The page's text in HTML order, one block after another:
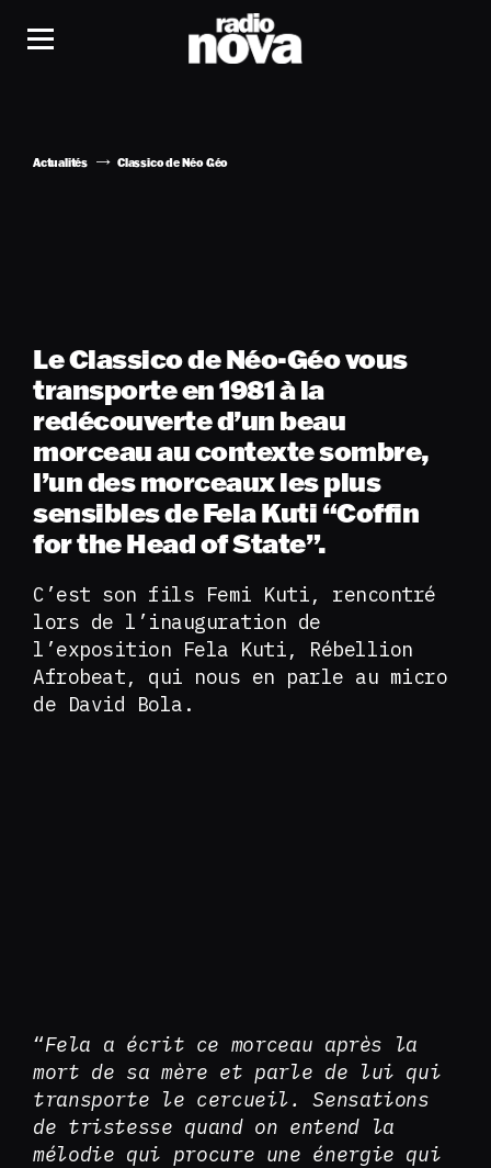
Actualités Classico de Néo Géo
Le Classico de Néo-Géo vous
transporte en 1981 à la
redécouverte d’un beau
morceau au contexte sombre,
l’un des morceaux les plus
sensibles de Fela Kuti “Coffin
for the Head of State”.
C’est son fils Femi Kuti, rencontré
lors de l’inauguration de
l’exposition Fela Kuti, Rébellion
Afrobeat, qui nous en parle au micro
de David Bola.
“Fela a écrit ce morceau après la
mort de sa mère et parle de lui qui
transporte le cercueil. Sensations
de tristesse quand on entend la
mélodie qui procure une énergie qui